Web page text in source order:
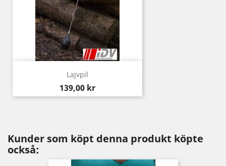
Lajvpil
Pris
139,00 kr
Kunder som köpt denna produkt köpte
också: